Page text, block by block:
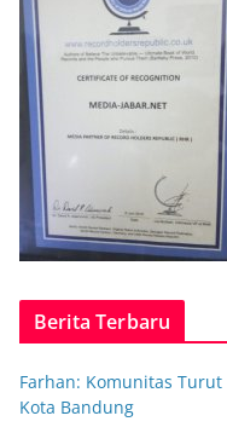
Berita Terbaru
Farhan: Komunitas
Kota Bandung